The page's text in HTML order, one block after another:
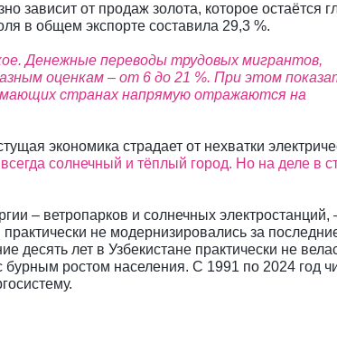
зависит от продаж золота, которое остаётся
в общем экспорте составила 29,3 %.
Денежные переводы трудовых мигрантов,
оценкам – от 6 до 21 %. При этом
странах напрямую отражаются на
экономика страдает от нехватки
солнечный и тёплый город. Но на деле в
– ветропарков и солнечных электростанций,
не модернизировались за
десять лет в Узбекистане практически не
ростом населения. С 1991 по 2024 год